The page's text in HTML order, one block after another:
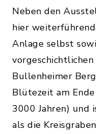
Neben den
hier
Anlage selbst
Bullenheimer
Blütezeit am
3000 Jahren)
als die